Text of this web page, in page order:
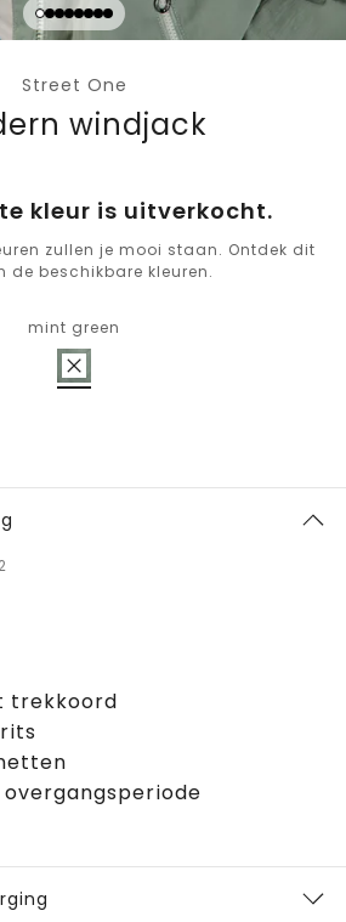
Street One
windjack
kleur is uitverkocht.
zullen je mooi staan. Ontdek dit
de beschikbare kleuren.
mint green
trekkoord